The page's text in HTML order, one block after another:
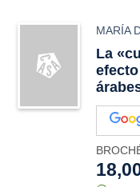
MARÍA
La